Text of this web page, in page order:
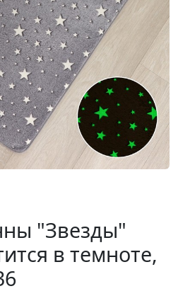
"Звезды"
в темноте,